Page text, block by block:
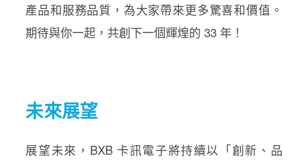
產品和服務品質，為大家帶來更多驚喜和價值。
期待與你一起，共創下一個輝煌的 33 年！
未來展望
展望未來，BXB 卡訊電子將持續以「創新、品